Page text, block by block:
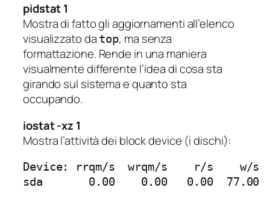
pidstat 1
Mostra di fatto gli aggiornamenti all’elenco
visualizzato da top, ma senza
formattazione. Rende in una maniera
visualmente differente l’idea di cosa sta
girando sul sistema e quanto sta
occupando.
iostat -xz 1
Mostra l’attività dei block device (i dischi):
Device: rrqm/s  wrqm/s    r/s    w/s
sda       0.00    0.00   0.00  77.00